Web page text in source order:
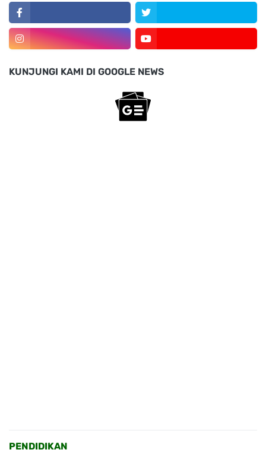
KUNJUNGI KAMI DI GOOGLE NEWS
PENDIDIKAN